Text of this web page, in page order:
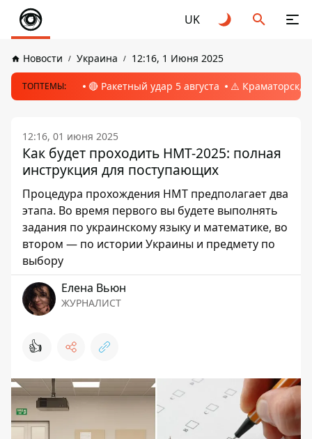
UK
Новости Украина 12:16, 1 Июня 2025
ТОПТЕМЫ: 🔴 Ракетный удар 5 августа ⚠️ Краматорск,
12:16, 01 июня 2025
Как будет проходить НМТ-2025: полная
инструкция для поступающих
Процедура прохождения НМТ предполагает два
этапа. Во время первого вы будете выполнять
задания по украинскому языку и математике, во
втором — по истории Украины и предмету по
выбору
Елена Вьюн
ЖУРНАЛИСТ
👍